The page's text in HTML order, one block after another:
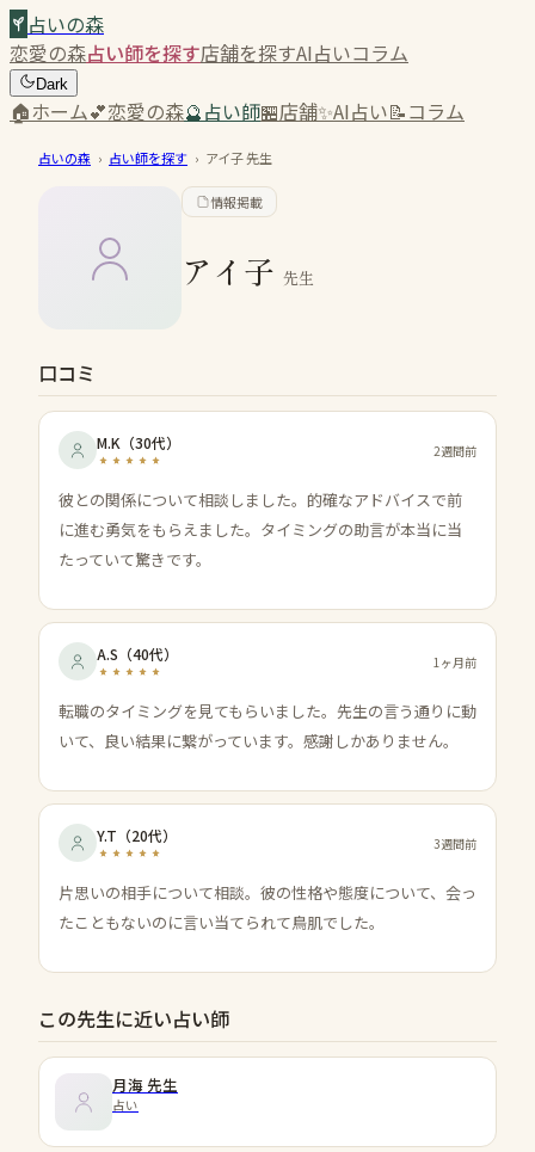
占いの森
恋愛の森占い師を探す店舗を探すAI占いコラム
Dark
🏠ホーム💕恋愛の森🔮占い師🏪店舗✨AI占い📝コラム
占いの森 › 占い師を探す › アイ子先生
情報掲載
アイ子 先生
口コミ
M.K （30代） 2週間前
彼との関係について相談しました。的確なアドバイスで前
に進む勇気をもらえました。タイミングの助言が本当に当
たっていて驚きです。
A.S （40代） 1ヶ月前
転職のタイミングを見てもらいました。先生の言う通りに動
いて、良い結果に繋がっています。感謝しかありません。
Y.T （20代） 3週間前
片思いの相手について相談。彼の性格や態度について、会っ
たこともないのに言い当てられて鳥肌でした。
この先生に近い占い師
月海 先生
占い